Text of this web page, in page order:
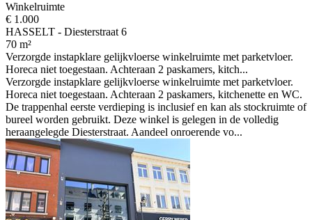
Winkelruimte
€ 1.000
HASSELT - Diesterstraat 6
70 m²
Verzorgde instapklare gelijkvloerse winkelruimte met parketvloer.
Horeca niet toegestaan. Achteraan 2 paskamers, kitch...
Verzorgde instapklare gelijkvloerse winkelruimte met parketvloer.
Horeca niet toegestaan. Achteraan 2 paskamers, kitchenette en WC.
De trappenhal eerste verdieping is inclusief en kan als stockruimte of
bureel worden gebruikt. Deze winkel is gelegen in de volledig
heraangelegde Diesterstraat. Aandeel onroerende vo...